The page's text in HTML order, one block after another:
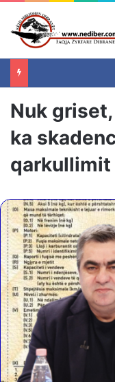
Nuk
ka
qarkullimit